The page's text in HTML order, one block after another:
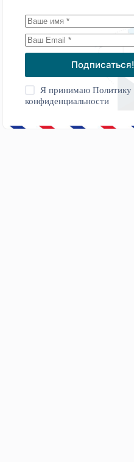
Подписаться!
Я принимаюПолитику
конфиденциальности